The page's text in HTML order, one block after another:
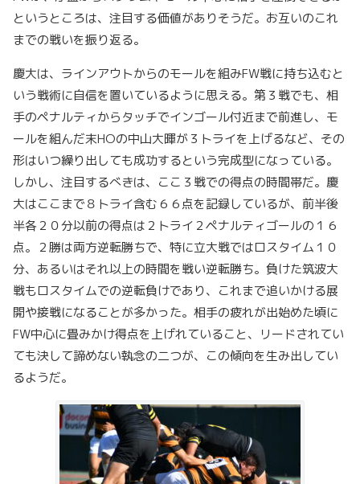
というところは、注目する価値がありそうだ。お互いのこれ
までの戦いを振り返る。
慶大は、ラインアウトからのモールを組みFW戦に持ち込むと
いう戦術に自信を置いているように思える。第３戦でも、相
手のペナルティからタッチでインゴール付近まで前進し、モ
ールを組んだ末HOの中山大暉が３トライを上げるなど、その
形はいつ繰り出しても成功するという完成型になっている。
しかし、注目するべきは、ここ３戦での得点の時間帯だ。慶
大はここまで８トライ含む６６点を記録しているが、前半後
半各２０分以前の得点は２トライ２ペナルティゴールの１６
点。２勝は両方逆転勝ちで、特に立大戦ではロスタイム１０
分、あるいはそれ以上の時間を戦い逆転勝ち。負けた筑波大
戦もロスタイムでの逆転負けであり、これまで追いかける展
開や接戦になることが多かった。相手の疲れが出始めた頃に
FW中心に畳みかけ得点を上げれていること、リードされてい
ても決して諦めない執念の二つが、この傾向を生み出してい
るようだ。